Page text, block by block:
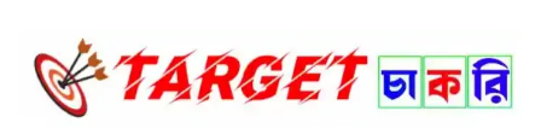
content